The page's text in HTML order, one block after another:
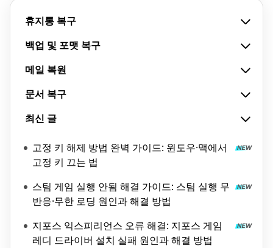
휴지통 복구
백업 및 포맷 복구
메일 복원
문서 복구
최신 글
고정 키 해제 방법 완벽 가이드: 윈도우·맥에서
고정 키 끄는 법
스팀 게임 실행 안됨 해결 가이드: 스팀 실행 무
반응·무한 로딩 원인과 해결 방법
지포스 익스피리언스 오류 해결: 지포스 게임
레디 드라이버 설치 실패 원인과 해결 방법